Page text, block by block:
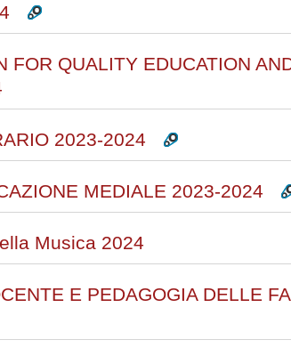
FOR QUALITY EDUCATION
2023-2024
MEDIALE 2023-2024
Musica 2024
E PEDAGOGIA DELLE